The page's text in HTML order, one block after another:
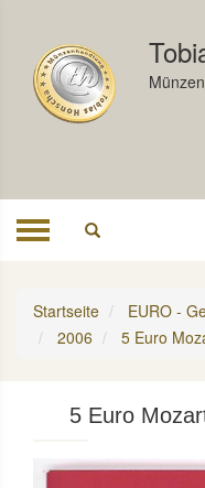
Toggle
Startseite EURO -
2006
5 Euro
5 Euro